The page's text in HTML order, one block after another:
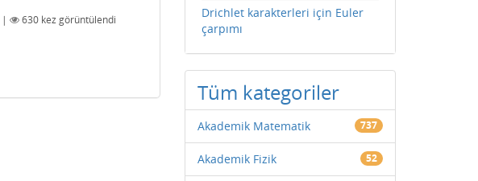
| 630 kez görüntülendi
Drichlet karakterleri için Euler
çarpımı
Tüm kategoriler
Akademik Matematik 737
Akademik Fizik 52